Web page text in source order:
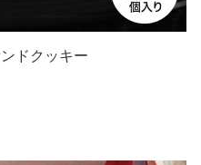
ドクッキー